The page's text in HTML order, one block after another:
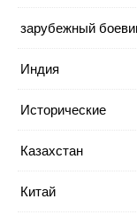
зарубежный
Индия
Исторические
Казахстан
Китай